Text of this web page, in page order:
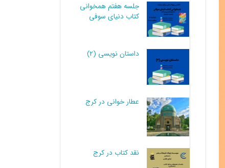
جلسه هفتم همخوانی
کتاب دنیای سوفی
داستان نویسی (2)
عطار خوانی در کرج
نقد کتاب در کرج